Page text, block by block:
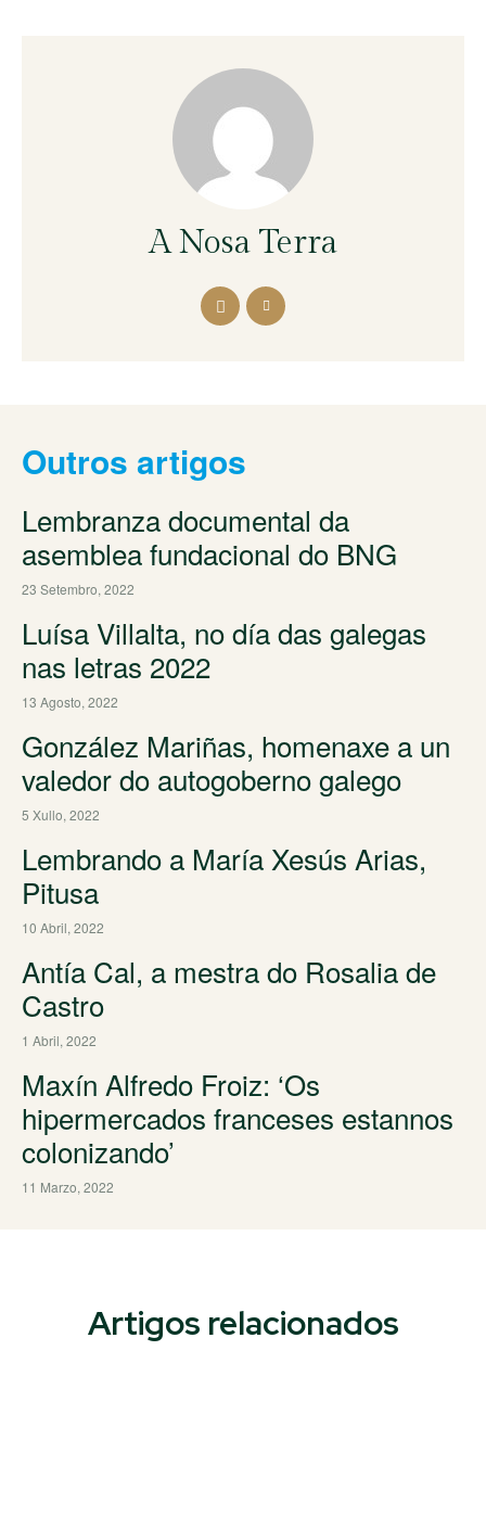
A Nosa Terra
Outros artigos
Lembranza documental da
asemblea fundacional do BNG
23 Setembro, 2022
Luísa Villalta, no día das galegas
nas letras 2022
13 Agosto, 2022
González Mariñas, homenaxe a un
valedor do autogoberno galego
5 Xullo, 2022
Lembrando a María Xesús Arias,
Pitusa
10 Abril, 2022
Antía Cal, a mestra do Rosalia de
Castro
1 Abril, 2022
Maxín Alfredo Froiz: ‘Os
hipermercados franceses estannos
colonizando’
11 Marzo, 2022
Artigos relacionados